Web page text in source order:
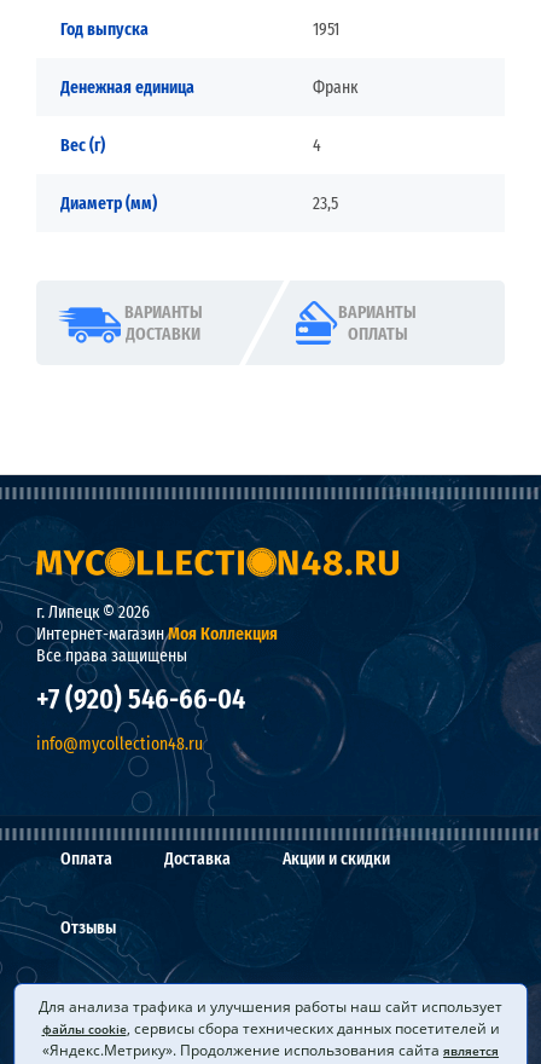
Год выпуска 1951
Денежная единица Франк
Вес (г) 4
Диаметр (мм) 23,5
ВАРИАНТЫ
ДОСТАВКИ
ВАРИАНТЫ
ОПЛАТЫ
г. Липецк © 2026
Интернет-магазинМоя Коллекция
Все права защищены
+7 (920) 546-66-04
info@mycollection48.ru
Оплата Доставка Акции и скидки
Отзывы
Мы покупаем Вопросы и ответы
Для анализа трафика и улучшения работы наш сайт использует
файлы cookie, сервисы сбора технических данных посетителей и
«Яндекс.Метрику». Продолжение использования сайта является